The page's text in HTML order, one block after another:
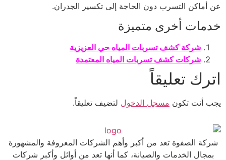
عن أماكن التسرب دون الحاجة إلى تكسير الجدران.
خدمات أخرى متميزة
شركة كشف تسربات المياه حي العزيزية
شركات كشف تسربات المياه المعتمدة
اترك تعليقاً
يجب أنت تكون مسجل الدخول لتضيف تعليقاً.
شركة الصفوة تعد من أكبر وأهم الشركات المعروفة والمشهورة
بمجال الخدمات والصيانة، كما أنها تعد من أوائل وأكبر شركات